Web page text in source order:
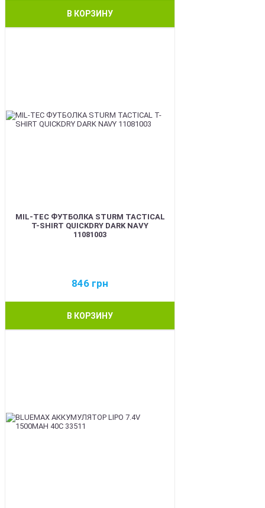
В КОРЗИНУ
MIL-TEC ФУТБОЛКА STURM TACTICAL
T-SHIRT QUICKDRY DARK NAVY
11081003
846 грн
В КОРЗИНУ